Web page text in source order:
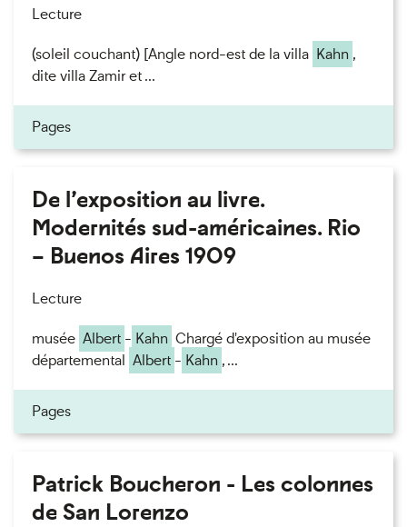
Lecture
(soleil couchant) [Angle nord-est de la villa Kahn ,
dite villa Zamir et ...
Pages
De l’exposition au livre.
Modernités sud-américaines. Rio
– Buenos Aires 1909
Lecture
musée Albert - Kahn Chargé d'exposition au musée
départemental Albert - Kahn , ...
Pages
Patrick Boucheron - Les colonnes
de San Lorenzo